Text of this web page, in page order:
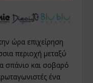
ώρα επιχείρηση
περιοχή μεταξύ
σπάνιο και σοβαρό
ένα